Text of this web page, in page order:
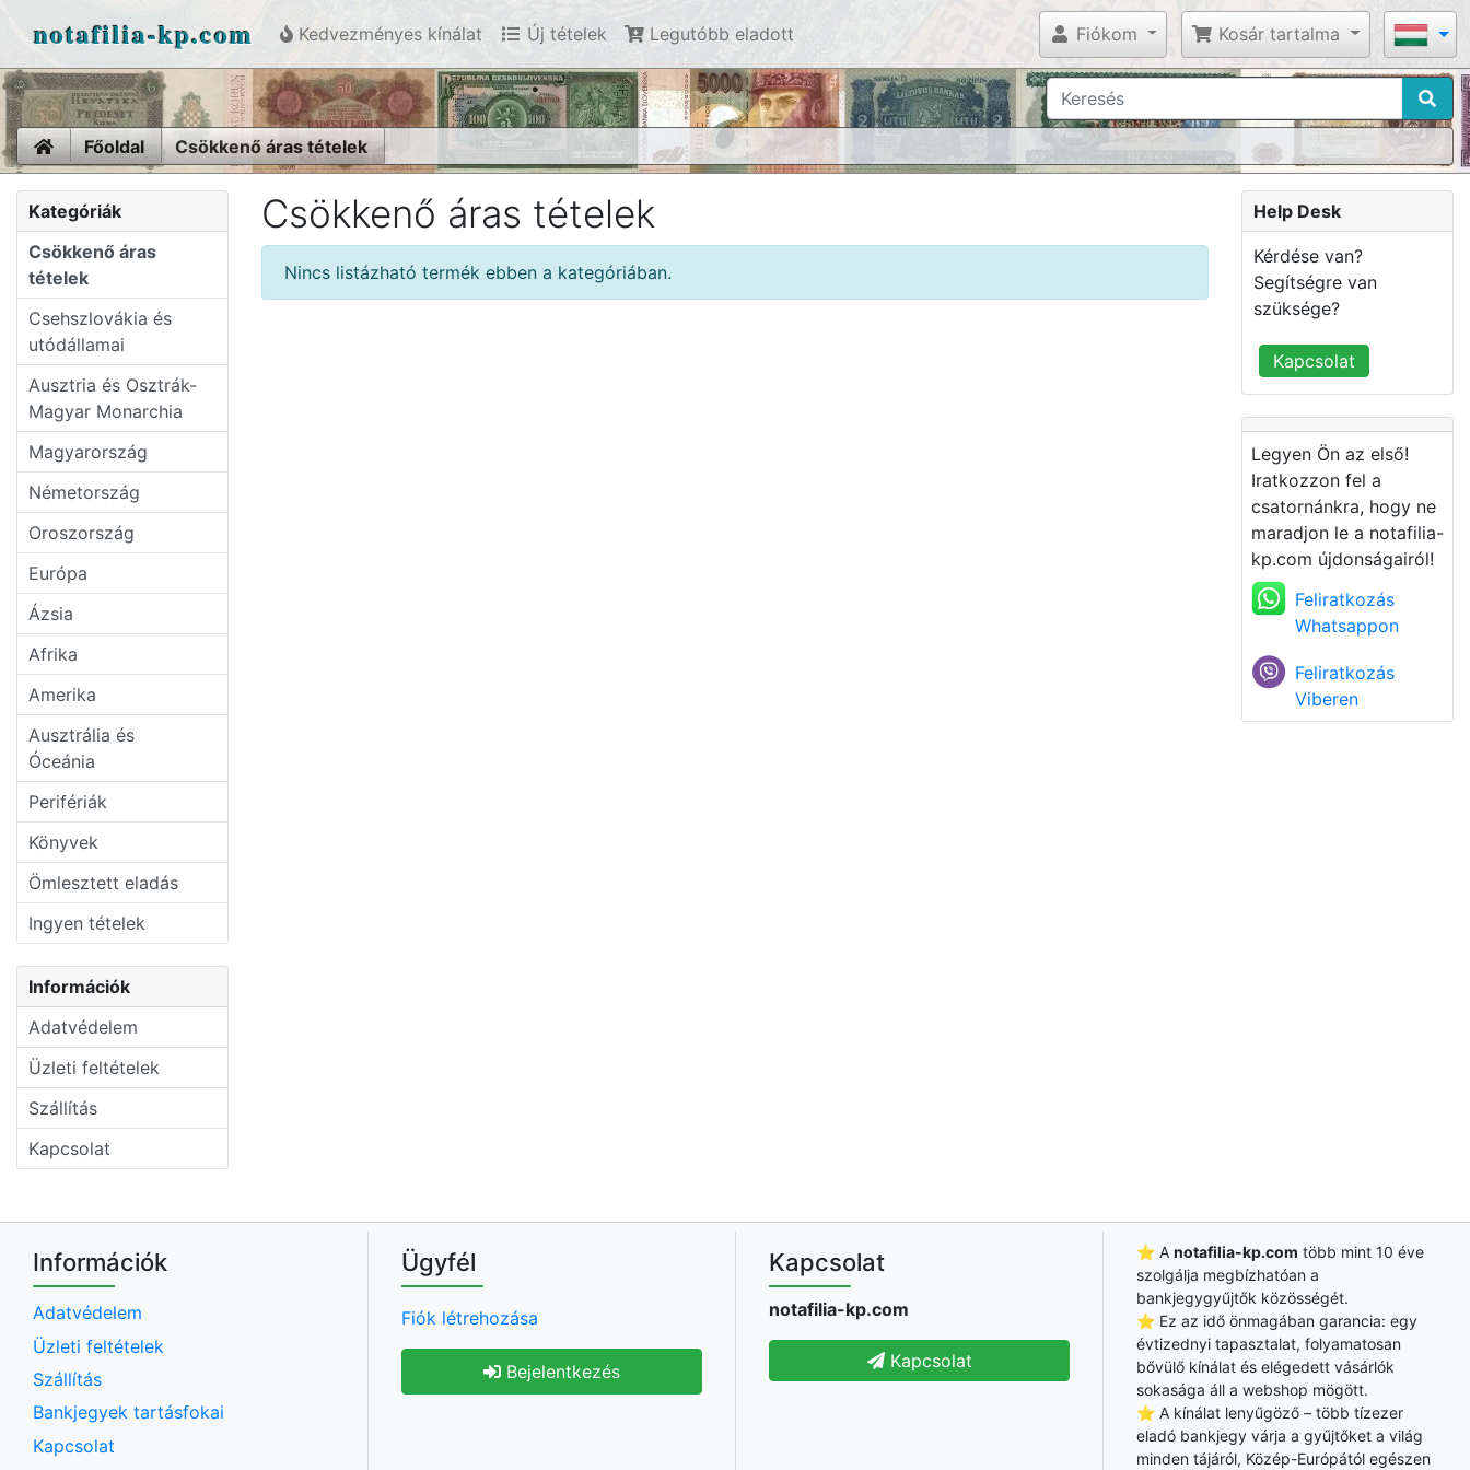
notafilia-kp.com Kedvezményes kínálat Új tételek Legutóbb eladott Fiókom Kosár tartalma
HomeFőoldal Csökkenő áras tételek
Kategóriák
Csökkenő áras
tételek
Csehszlovákia és
utódállamai
Ausztria és Osztrák-
Magyar Monarchia
Magyarország
Németország
Oroszország
Európa
Ázsia
Afrika
Amerika
Ausztrália és
Óceánia
Perifériák
Könyvek
Ömlesztett eladás
Ingyen tételek
Információk
Adatvédelem
Üzleti feltételek
Szállítás
Kapcsolat
Csökkenő áras tételek
Nincs listázható termék ebben a kategóriában.
Help Desk
Kérdése van?
Segítségre van
szüksége?
Kapcsolat
Legyen Ön az első!
Iratkozzon fel a
csatornánkra, hogy ne
maradjon le a notafilia-
kp.com újdonságairól!
Feliratkozás
Whatsappon
Feliratkozás
Viberen
Információk
Adatvédelem
Üzleti feltételek
Szállítás
Bankjegyek tartásfokai
Kapcsolat
Ügyfél
Fiók létrehozása
Bejelentkezés
Kapcsolat
notafilia-kp.com
Kapcsolat
⭐ A notafilia-kp.com több mint 10 éve
szolgálja megbízhatóan a
bankjegygyűjtők közösségét.
⭐ Ez az idő önmagában garancia: egy
évtizednyi tapasztalat, folyamatosan
bővülő kínálat és elégedett vásárlók
sokasága áll a webshop mögött.
⭐ A kínálat lenyűgöző – több tízezer
eladó bankjegy várja a gyűjtőket a világ
minden tájáról, Közép-Európától egészen